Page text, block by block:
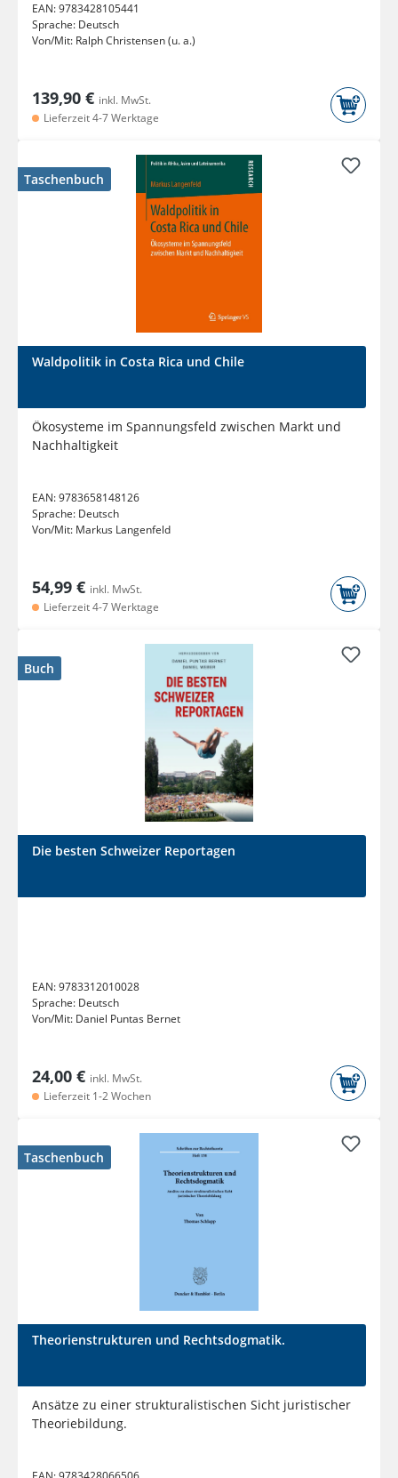
EAN:9783428105441
Sprache: Deutsch
Von/Mit: Ralph Christensen (u. a.)
139,90 € inkl. MwSt.
Lieferzeit 4-7 Werktage
Taschenbuch
Waldpolitik in Costa Rica und Chile
Ökosysteme im Spannungsfeld zwischen Markt und
Nachhaltigkeit
EAN:9783658148126
Sprache: Deutsch
Von/Mit: Markus Langenfeld
54,99 € inkl. MwSt.
Lieferzeit 4-7 Werktage
Buch
Die besten Schweizer Reportagen
EAN:9783312010028
Sprache: Deutsch
Von/Mit: Daniel Puntas Bernet
24,00 € inkl. MwSt.
Lieferzeit 1-2 Wochen
Taschenbuch
Theorienstrukturen und Rechtsdogmatik.
Ansätze zu einer strukturalistischen Sicht juristischer
Theoriebildung.